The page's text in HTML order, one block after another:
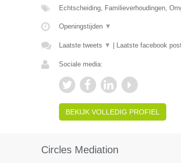
Echtscheiding, Familieverhoudingen,
Openingstijden ▼
Laatste tweets ▼ Laatste facebook
Sociale media:
BEKIJK VOLLEDIG PROFIEL
Circles Mediation